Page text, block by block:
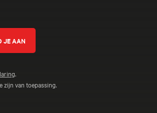
.
zijn van toepassing.